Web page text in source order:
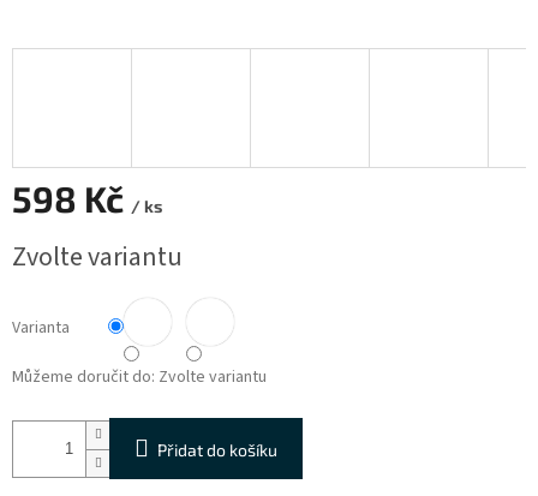
598 Kč / ks
cena:
Zvolte variantu
Varianta
Můžeme doručit do: Zvolte variantu
Přidat do košíku